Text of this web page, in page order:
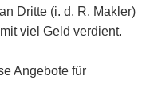
Dritte (i. d. R. Makler)
viel Geld verdient.
Angebote für